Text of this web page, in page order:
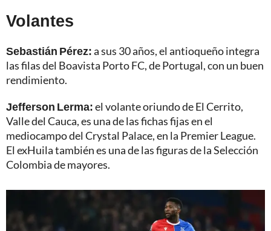
Volantes
Sebastián Pérez:a sus 30 años, el antioqueño integra
las filas del Boavista Porto FC, de Portugal, con un buen
rendimiento.
Jefferson Lerma:el volante oriundo de El Cerrito,
Valle del Cauca, es una de las fichas fijas en el
mediocampo del Crystal Palace, en la Premier League.
El exHuila también es una de las figuras de la Selección
Colombia de mayores.